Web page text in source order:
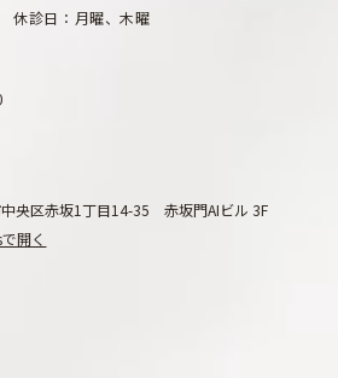
診日：月曜、木曜
央区赤坂1丁目14-35 赤坂門AIビル 3F
開く